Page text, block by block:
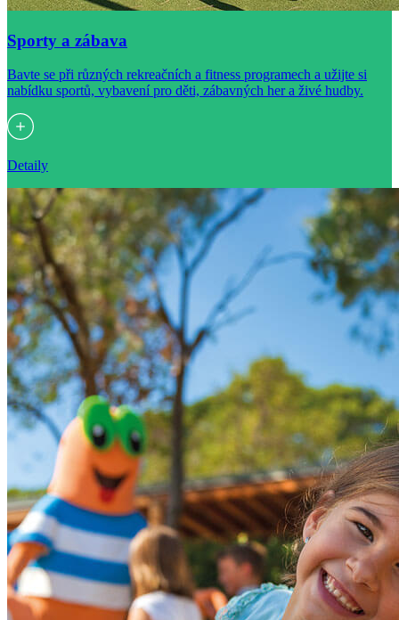
Sporty a zábava
Bavte se při různých rekreačních a fitness programech a užijte si
nabídku sportů, vybavení pro děti, zábavných her a živé hudby.
Detaily